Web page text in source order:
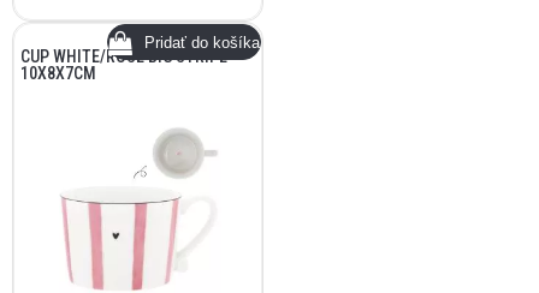
CUP WHITE/ROSE BIG STRIPE
10X8X7CM